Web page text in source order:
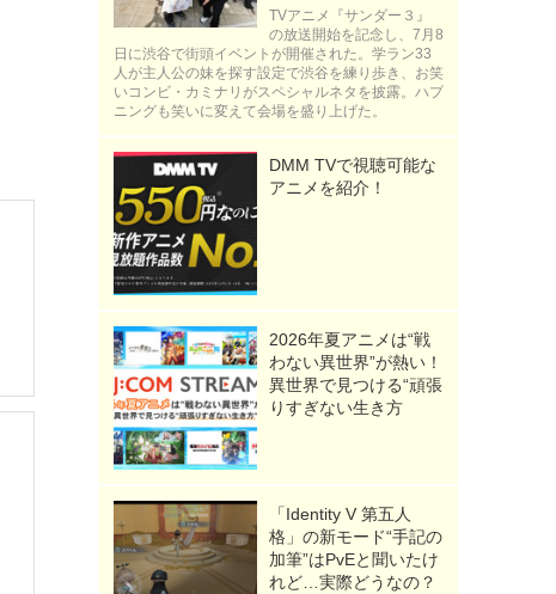
TVアニメ『サンダー３』
の放送開始を記念し、7月8
日に渋谷で街頭イベントが開催された。学ラン33
人が主人公の妹を探す設定で渋谷を練り歩き、お笑
いコンビ・カミナリがスペシャルネタを披露。ハプ
ニングも笑いに変えて会場を盛り上げた。
DMM TVで視聴可能な
アニメを紹介！
2026年夏アニメは“戦
わない異世界”が熱い！
異世界で見つける“頑張
りすぎない生き方
「Identity V 第五人
格」の新モード“手記の
加筆”はPvEと聞いたけ
れど…実際どうなの？